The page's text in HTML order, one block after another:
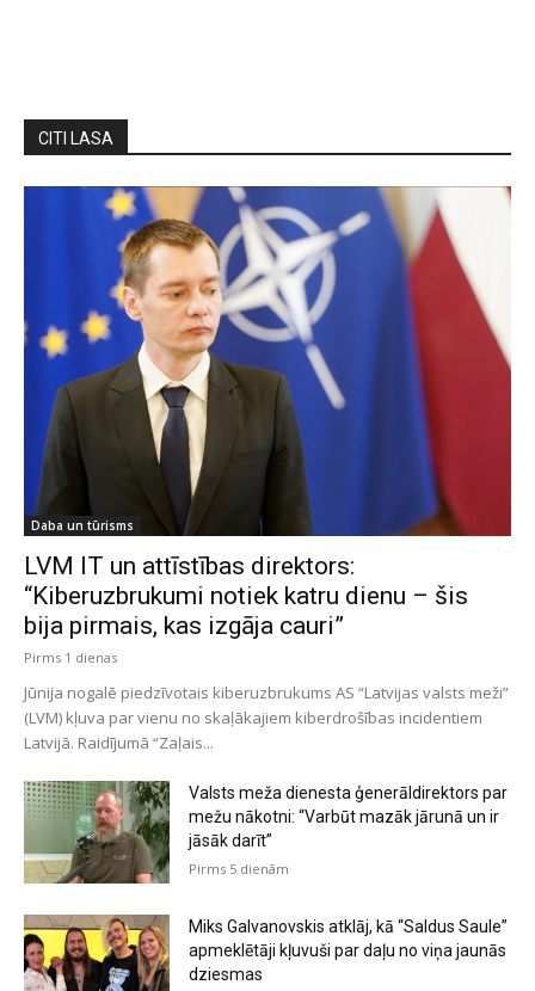
CITI LASA
Daba un tūrisms
LVM IT un attīstības direktors:
“Kiberuzbrukumi notiek katru dienu – šis
bija pirmais, kas izgāja cauri”
Pirms 1 dienas
Jūnija nogalē piedzīvotais kiberuzbrukums AS “Latvijas valsts meži”
(LVM) kļuva par vienu no skaļākajiem kiberdrošības incidentiem
Latvijā. Raidījumā “Zaļais...
Valsts meža dienesta ģenerāldirektors par
mežu nākotni: “Varbūt mazāk jārunā un ir
jāsāk darīt”
Pirms 5 dienām
Miks Galvanovskis atklāj, kā “Saldus Saule”
apmeklētāji kļuvuši par daļu no viņa jaunās
dziesmas